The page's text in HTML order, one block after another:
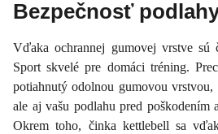
Bezpečnosť
Vďaka ochrannej gumovej vrstve
Sport skvelé pre domáci tréning.
potiahnutý odolnou gumovou
ale aj vašu podlahu pred poškodením
Okrem toho, činka kettlebell sa